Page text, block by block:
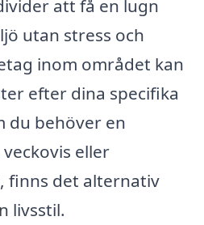
att få en lugn
utan stress och
inom området kan
efter dina specifika
du behöver en
eller
finns det alternativ
livsstil.